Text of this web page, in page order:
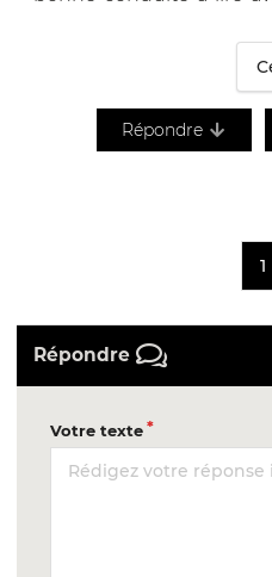
Répondre
1
Répondre
Votre texte